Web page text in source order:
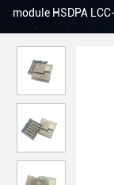
module HSDPA